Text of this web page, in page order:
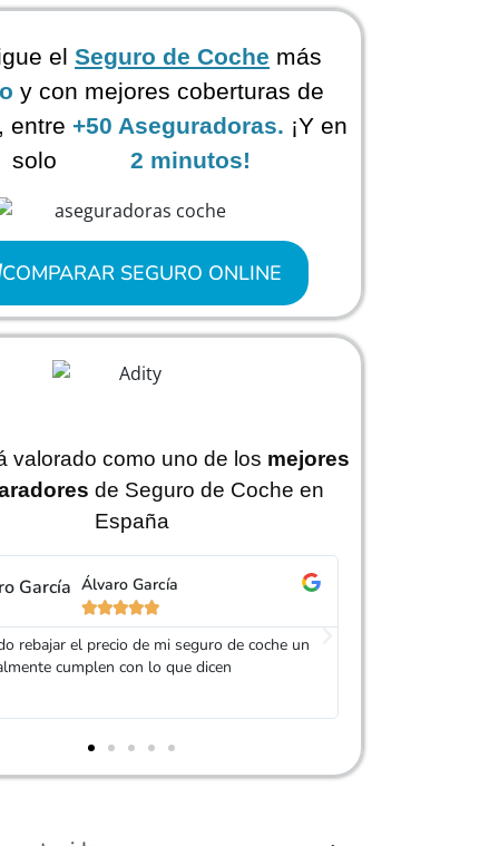
el Seguro de Coche más
y con mejores coberturas de
entre +50 Aseguradoras. ¡Y en
solo 2 minutos!
COMPARAR SEGURO ONLINE
valorado como uno de los mejores
de Seguro de Coche en
España
Jorge Pérez

por ayudarme a conseguir un seguro
barato que el anterior y el servicio muy